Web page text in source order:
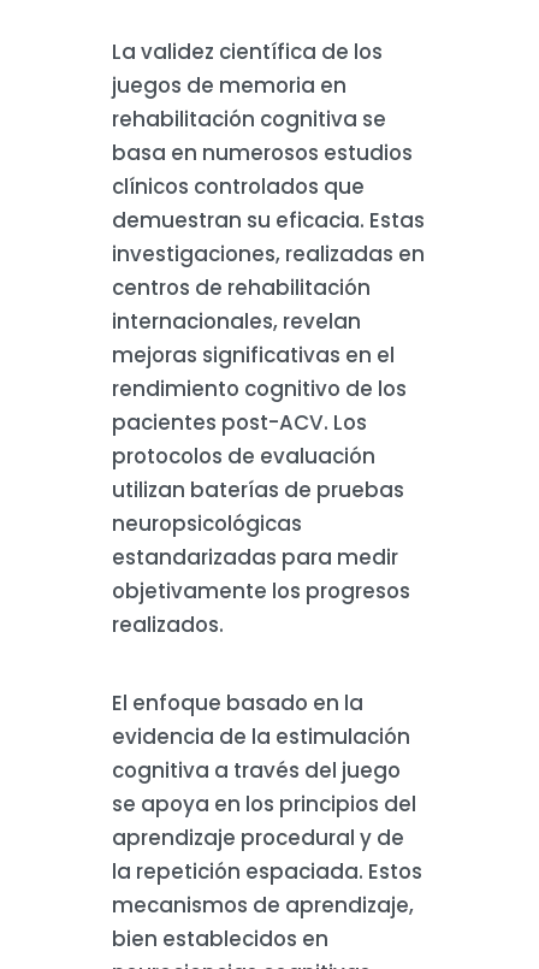
La validez científica de los
juegos de memoria en
rehabilitación cognitiva se
basa en numerosos estudios
clínicos controlados que
demuestran su eficacia. Estas
investigaciones, realizadas en
centros de rehabilitación
internacionales, revelan
mejoras significativas en el
rendimiento cognitivo de los
pacientes post-ACV. Los
protocolos de evaluación
utilizan baterías de pruebas
neuropsicológicas
estandarizadas para medir
objetivamente los progresos
realizados.
El enfoque basado en la
evidencia de la estimulación
cognitiva a través del juego
se apoya en los principios del
aprendizaje procedural y de
la repetición espaciada. Estos
mecanismos de aprendizaje,
bien establecidos en